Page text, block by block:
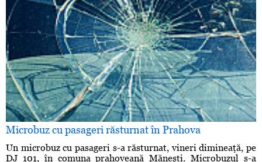
Microbuz cu pasageri răsturnat în Prahova
Un microbuz cu pasageri s-a răsturnat, vineri dimineaţă, pe
DJ 101, în comuna prahoveană Măneşti. Microbuzul s-a